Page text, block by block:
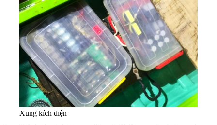
Xung kích điện